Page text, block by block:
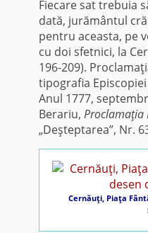
Fiecare sat trebuia
dată, jurământul
pentru aceasta, pe
cu doi sfetnici, la
196-209).
tipografia
Anul 1777,
Berariu, Proclamaţia
„Deşteptarea”, Nr.
Cernăuţi, Piaţa